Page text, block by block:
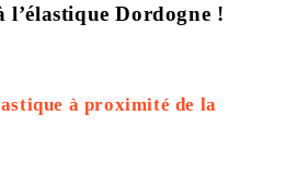
l’élastique Dordogne !
à proximité de la